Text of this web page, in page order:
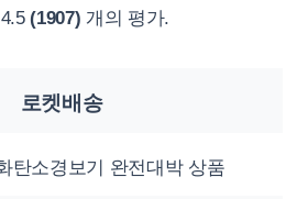
4.5 (1907) 개의 평가.
로켓배송